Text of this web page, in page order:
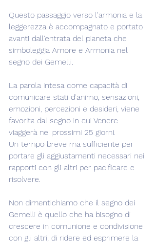
Questo passaggio verso l'armonia e la
leggerezza è accompagnato e portato
avanti dall'entrata del pianeta che
simboleggia Amore e Armonia nel
segno dei Gemelli.
La parola intesa come capacità di
comunicare stati d'animo, sensazioni,
emozioni, percezioni e desideri, viene
favorita dal segno in cui Venere
viaggerà nei prossimi 25 giorni.
Un tempo breve ma sufficiente per
portare gli aggiustamenti necessari nei
rapporti con gli altri per pacificare e
risolvere.
Non dimentichiamo che il segno dei
Gemelli è quello che ha bisogno di
crescere in comunione e condivisione
con gli altri, di ridere ed esprimere la